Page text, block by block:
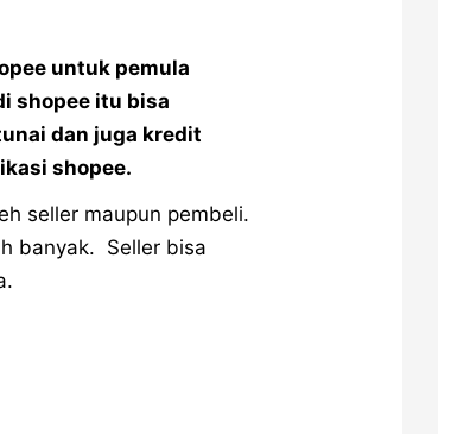
untuk pemula
shopee itu bisa
dan juga kredit
shopee.
seller maupun pembeli.
banyak. Seller bisa